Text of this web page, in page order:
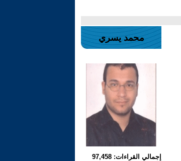
محمد يسري
إجمالي القراءات: 97,458